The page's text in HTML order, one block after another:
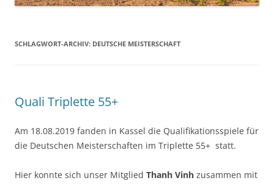
SCHLAGWORT-ARCHIV: DEUTSCHE MEISTERSCHAFT
Quali Triplette 55+
Am 18.08.2019 fanden in Kassel die Qualifikationsspiele für
die Deutschen Meisterschaften im Triplette 55+ statt.
Hier konnte sich unser Mitglied Thanh Vinh zusammen mit